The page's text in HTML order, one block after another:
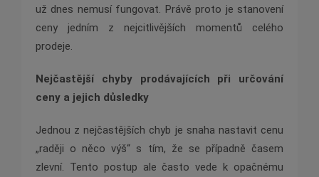
už dnes nemusí fungovat. Právě proto je stanovení
ceny jedním z nejcitlivějších momentů celého
prodeje.
Nejčastější chyby prodávajících při určování
ceny a jejich důsledky
Jednou z nejčastějších chyb je snaha nastavit cenu
„raději o něco výš“ s tím, že se případně časem
zlevní. Tento postup ale často vede k opačnému